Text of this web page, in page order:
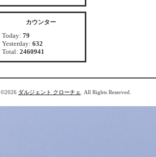
カウンター
Today: 79
Yesterday: 632
Total: 2460941
©2026 ダルジェント クローチェ . All Rights Reserved.